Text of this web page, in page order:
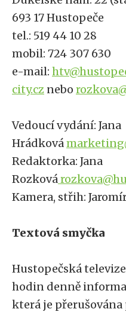
693 17 Hustopeče
tel.: 519 44 10 28
mobil: 724 307 630
e-mail:
city.cz nebo
Vedoucí vydání: Jana
Hrádková
Redaktorka: Jana
Rozková
Kamera, střih:
Textová smyčka
Hustopečská
hodin denně
která je